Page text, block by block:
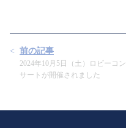
前の記事
2024年10月5日（土）ロビーコン
サートが開催されました